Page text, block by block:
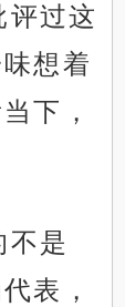
评过这
想着
下，
不是
表，